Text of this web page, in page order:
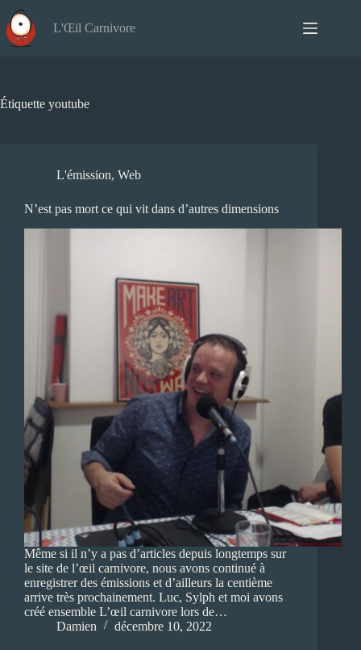
au
contenu
L'Œil Carnivore
Étiquette youtube
L'émission, Web
N’est pas mort ce qui vit dans d’autres dimensions
Même si il n’y a pas d’articles depuis longtemps sur
le site de l’œil carnivore, nous avons continué à
enregistrer des émissions et d’ailleurs la centième
arrive très prochainement. Luc, Sylph et moi avons
créé ensemble L’œil carnivore lors de…
Damien
décembre 10, 2022